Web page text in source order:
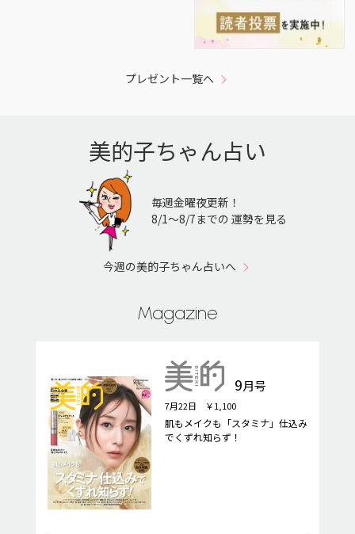
プレゼント一覧へ
美的子ちゃん占い
毎週金曜夜更新！
8/1〜8/7までの 運勢を見る
今週の美的子ちゃん占いへ
Magazine
9月号
7月22日 ￥1,100
肌もメイクも「スタミナ」仕込み
でくずれ知らず！